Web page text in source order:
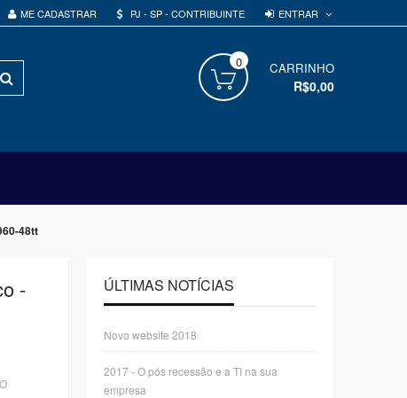
ME CADASTRAR PJ - SP - CONTRIBUINTE ENTRAR
CARRINHO
0
R$0,00
48tt
-
ÚLTIMAS NOTÍCIAS
Novo website 2018
2017 - O pós recessão e a TI na sua
empresa